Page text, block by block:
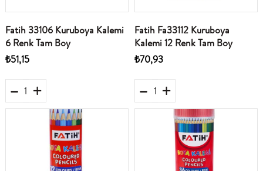
Fatih 33106 Kuruboya Kalemi
6 Renk Tam Boy
₺51,15
Fatih Fa33112 Kuruboya
Kalemi 12 Renk Tam Boy
₺70,93